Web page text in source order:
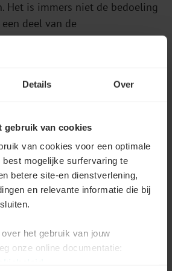
Details Over
gebruik van cookies
van cookies voor een optimale
mogelijke surfervaring te
betere site-en dienstverlening,
en relevante informatie die bij
het gebruik van jouw
onze online documentatie:
Het is immers niet de bedoeling
deel van de
in de maaltijdcheque in geld
de werknemer.
over Maaltijdcheques:
vragen